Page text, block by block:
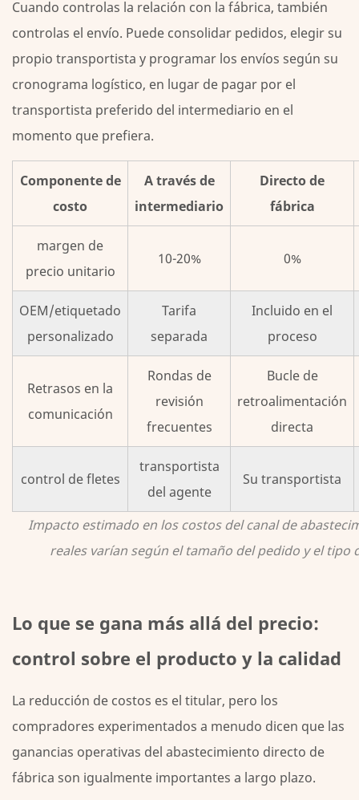
de
5
Cómo
evaluar
una
antes
Hacer
el
cambio:
se
realmente
el
Cuando controlas la relación con la fábrica, también
controlas el envío. Puede consolidar pedidos, elegir su
propio transportista y programar los envíos según su
cronograma logístico, en lugar de pagar por el
transportista preferido del intermediario en el
momento que prefiera.
Componente de
costo
A través de
intermediario
Directo de
fábrica
margen de
precio unitario
10-20% 0%
OEM/etiquetado
personalizado
Tarifa
separada
Incluido en el
proceso
Retrasos en la
comunicación
Rondas de
revisión
frecuentes
Bucle de
retroalimentación
directa
control de fletes
transportista
del agente
Su transportista
Impacto estimado en los costos del canal de
reales varían según el tamaño del pedido y el tipo
Lo que se gana más allá del precio:
control sobre el producto y la calidad
La reducción de costos es el titular, pero los
compradores experimentados a menudo dicen que las
ganancias operativas del abastecimiento directo de
fábrica son igualmente importantes a largo plazo.